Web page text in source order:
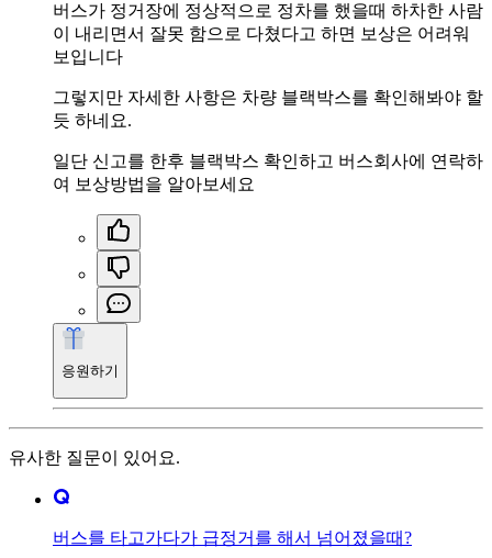
버스가 정거장에 정상적으로 정차를 했을때 하차한 사람
이 내리면서 잘못 함으로 다쳤다고 하면 보상은 어려워
보입니다
그렇지만 자세한 사항은 차량 블랙박스를 확인해봐야 할
듯 하네요.
일단 신고를 한후 블랙박스 확인하고 버스회사에 연락하
여 보상방법을 알아보세요
응원하기
유사한 질문이 있어요.
버스를 타고가다가 급정거를 해서 넘어졌을때?